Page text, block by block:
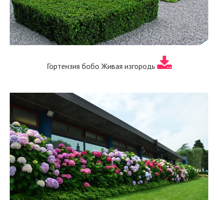
Гортензия бобо Живая изгородь